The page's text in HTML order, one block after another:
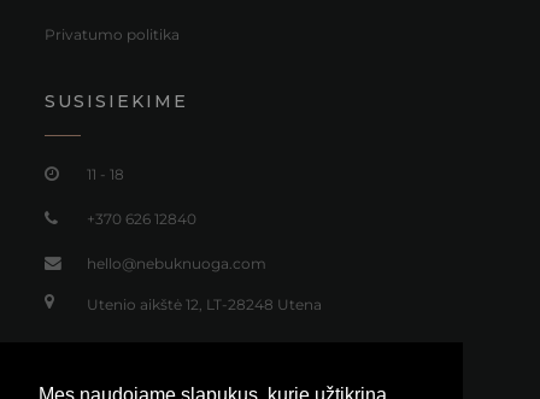
Privatumo politika
SUSISIEKIME
11 - 18
+370 626 12840
hello@nebuknuoga.com
Utenio aikštė 12, LT-28248 Utena